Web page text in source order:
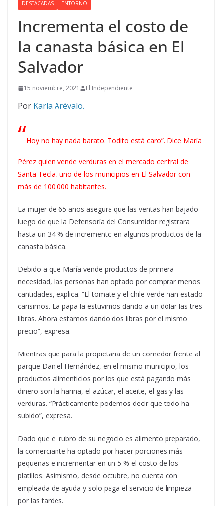
DESTACADAS ENTORNO
Incrementa el costo de
la canasta básica en El
Salvador
15 noviembre, 2021 El Independiente
Por Karla Arévalo.
“Hoy no hay nada barato. Todito está caro”. Dice María
Pérez quien vende verduras en el mercado central de
Santa Tecla, uno de los municipios en El Salvador con
más de 100.000 habitantes.
La mujer de 65 años asegura que las ventas han bajado
luego de que la Defensoría del Consumidor registrara
hasta un 34 % de incremento en algunos productos de la
canasta básica.
Debido a que María vende productos de primera
necesidad, las personas han optado por comprar menos
cantidades, explica. “El tomate y el chile verde han estado
carísimos. La papa la estuvimos dando a un dólar las tres
libras. Ahora estamos dando dos libras por el mismo
precio”, expresa.
Mientras que para la propietaria de un comedor frente al
parque Daniel Hernández, en el mismo municipio, los
productos alimenticios por los que está pagando más
dinero son la harina, el azúcar, el aceite, el gas y las
verduras. “Prácticamente podemos decir que todo ha
subido”, expresa.
Dado que el rubro de su negocio es alimento preparado,
la comerciante ha optado por hacer porciones más
pequeñas e incrementar en un 5 % el costo de los
platillos. Asimismo, desde octubre, no cuenta con
empleada de ayuda y solo paga el servicio de limpieza
por las tardes.